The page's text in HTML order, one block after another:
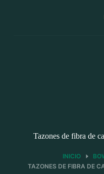
Tazones de fibra de
INICIO
TAZONES DE FIBRA DE